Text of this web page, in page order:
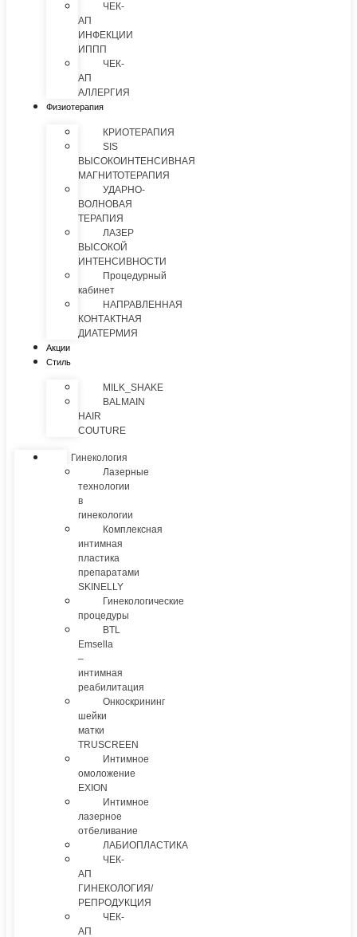
ЧЕК-
АП
ИНФЕКЦИИ
ИППП
ЧЕК-
АП
АЛЛЕРГИЯ
Физиотерапия
КРИОТЕРАПИЯ
SIS
ВЫСОКОИНТЕНСИВНАЯ
МАГНИТОТЕРАПИЯ
УДАРНО-
ВОЛНОВАЯ
ТЕРАПИЯ
ЛАЗЕР
ВЫСОКОЙ
ИНТЕНСИВНОСТИ
Процедурный
кабинет
НАПРАВЛЕННАЯ
КОНТАКТНАЯ
ДИАТЕРМИЯ
Акции
Стиль
MILK_SHAKE
BALMAIN
HAIR
COUTURE
Гинекология
Лазерные
технологии
в
гинекологии
Комплексная
интимная
пластика
препаратами
SKINELLY
Гинекологические
процедуры
BTL
Emsella
–
интимная
реабилитация
Онкоскрининг
шейки
матки
TRUSCREEN
Интимное
омоложение
EXION
Интимное
лазерное
отбеливание
ЛАБИОПЛАСТИКА
ЧЕК-
АП
ГИНЕКОЛОГИЯ/
РЕПРОДУКЦИЯ
ЧЕК-
АП